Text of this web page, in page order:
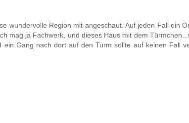
wundervolle Region mit angeschaut. Auf jeden Fall ein
mag ja Fachwerk, und dieses Haus mit dem
Gang nach dort auf den Turm sollte auf keinen Fall